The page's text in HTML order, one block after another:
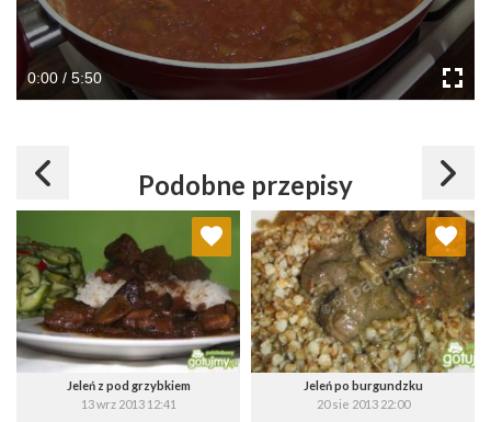
0:00 / 5:50
Podobne przepisy
Jeleń z pod grzybkiem
13 wrz 2013 12:41
Dodaj do ulubionych
Wybierz listę:
Jeleń po burgundzku
20 sie 2013 22:00
Dodaj do ulubionych
Wybierz listę: